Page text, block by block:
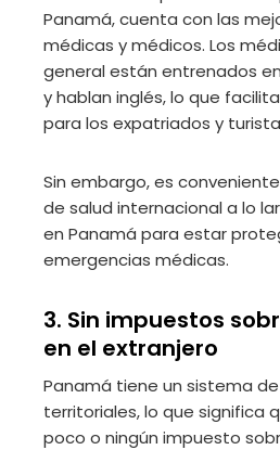
Panamá, cuenta con las
médicas y médicos. Los
general están entrenados
y hablan inglés, lo que
para los expatriados y
Sin embargo, es
de salud internacional a lo
en Panamá para estar
emergencias médicas.
3. Sin impuestos
en el extranjero
Panamá tiene un sistema
territoriales, lo que significa
poco o ningún impuesto